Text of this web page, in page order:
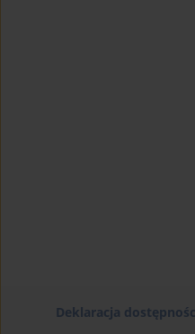
Deklaracja